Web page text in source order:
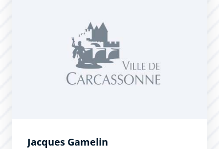
Jacques Gamelin